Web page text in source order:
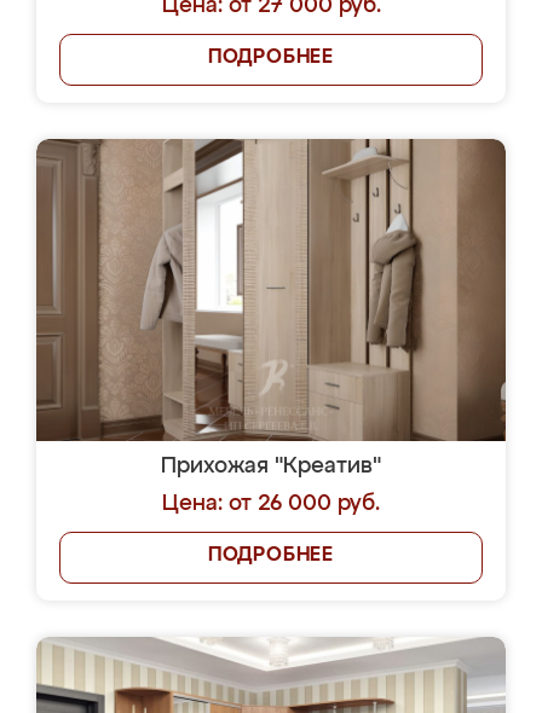
Цена: от 27 000 руб.
ПОДРОБНЕЕ
Прихожая "Креатив"
Цена: от 26 000 руб.
ПОДРОБНЕЕ